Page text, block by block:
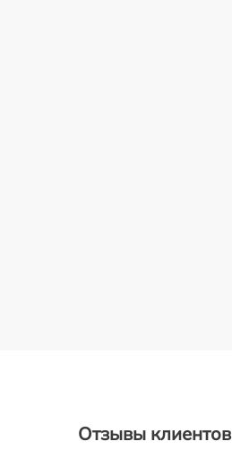
Отзывы клиентов